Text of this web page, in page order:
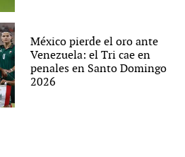
México pierde el oro ante
Venezuela: el Tri cae en
penales en Santo Domingo
2026